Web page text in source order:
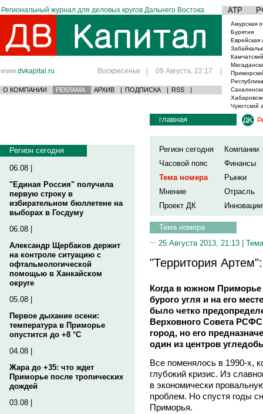
Региональный журнал для деловых кругов Дальнего Востока АТР
www.dvkapital.ru Воскресенье | 09 Августа, 22:17 |
О КОМПАНИИ РЕКЛАМА АРХИВ | ПОДПИСКА | RSS |
Амурская
Бурятия
Еврейская
Чукотский
Регион сегодня
06.08 |
"Единая Россия" получила
первую строку в
избирательном бюллетене на
выборах в Госдуму
06.08 |
Александр Щербаков держит
на контроле ситуацию с
офтальмологической
помощью в Ханкайском
округе
05.08 |
Первое дыхание осени:
температура в Приморье
опустится до +8 °C
04.08 |
Жара до +35: что ждет
Приморье после тропических
дождей
03.08 |
главная
Регион сегодня
Компании
Часовой пояс
Финансы
Тема номера
Рынки
Мнение
Отрасль
Проект ДК
Инновации
Тема номера
25 Августа 2013, 21:13 |
"Территория
Когда в южном
бурого угля и на его
было четко
Верховного Совета
город, но его
один из центров
Все поменялось в 1990-х,
глубокий кризис. Из
в экономически
проблем. Но спустя годы
Приморья.